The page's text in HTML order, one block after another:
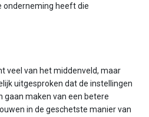
onderneming heeft die
veel van het middenveld, maar
uitgesproken dat de instellingen
gaan maken van een betere
in de geschetste manier van